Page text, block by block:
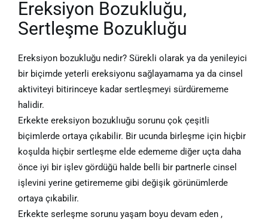
Ereksiyon Bozukluğu,
Sertleşme Bozukluğu
Ereksiyon bozukluğu nedir? Sürekli olarak ya da yenileyici
bir biçimde yeterli ereksiyonu sağlayamama ya da cinsel
aktiviteyi bitirinceye kadar sertleşmeyi sürdürememe
halidir.
Erkekte ereksiyon bozuklıuğu sorunu çok çeşitli
biçimlerde ortaya çıkabilir. Bir ucunda birleşme için hiçbir
koşulda hiçbir sertleşme elde edememe diğer uçta daha
önce iyi bir işlev gördüğü halde belli bir partnerle cinsel
işlevini yerine getirememe gibi değişik görünümlerde
ortaya çıkabilir.
Erkekte serleşme sorunu yaşam boyu devam eden ,